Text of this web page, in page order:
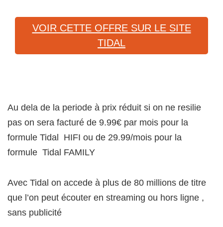
VOIR CETTE OFFRE SUR LE SITE
TIDAL
Au dela de la periode à prix réduit si on ne resilie
pas on sera facturé de 9.99€ par mois pour la
formule Tidal HIFI ou de 29.99/mois pour la
formule Tidal FAMILY
Avec Tidal on accede à plus de 80 millions de titre
que l’on peut écouter en streaming ou hors ligne ,
sans publicité